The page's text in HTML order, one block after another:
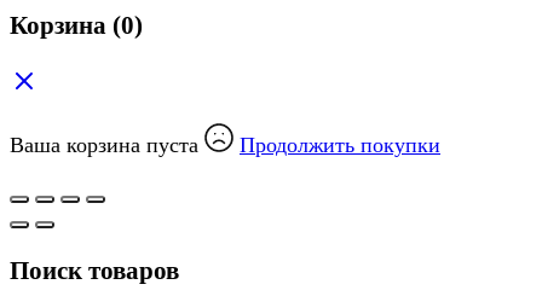
Корзина (0)
Ваша корзина пуста Продолжить покупки
Поиск товаров